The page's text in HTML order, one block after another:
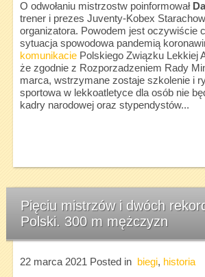
O odwołaniu mistrzostw poinformował
trener i prezes Juventy-Kobex
organizatora. Powodem jest oczywiście
sytuacja spowodowa pandemią
komunikaciePolskiego Związku Lekkiej
że zgodnie z Rozporzadzeniem Rady
marca, wstrzymane zostaje szkolenie i
sportowa w lekkoatletyce dla osób nie
kadry narodowej oraz stypendystów...
Pięciu mistrzów i dwóch
Polski. 300 m mężczyzn
22 marca 2021 Posted in biegi, historia